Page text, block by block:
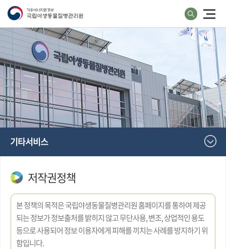
기타서비스
저작권정책
본 정책의 목적은 국립야생동물질병관리원 홈페이지를 통하여 제공
되는 정보가 정보출처를 밝히지 않고 무단사용, 변조, 상업적인 용도
등으로 사용되어 정보 이용자에게 피해를 끼치는 사례를 방지하기 위
함입니다.